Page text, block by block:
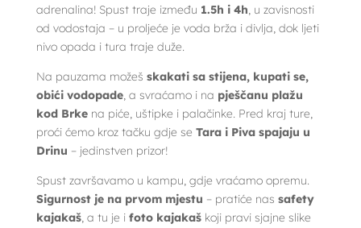
adrenalina! Spust traje između 1.5h i 4h, u zavisnosti
od vodostaja – u proljeće je voda brža i divlja, dok ljeti
nivo opada i tura traje duže.
Na pauzama možeš skakati sa stijena, kupati se,
obići vodopade, a svraćamo i na pješčanu plažu
kod Brkena piće, uštipke i palačinke. Pred kraj ture,
proći ćemo kroz tačku gdje se Tara i Piva spajaju u
Drinu – jedinstven prizor!
Spust završavamo u kampu, gdje vraćamo opremu.
Sigurnost je na prvom mjestu – pratiće nas safety
kajakaš, a tu je i foto kajakaškoji pravi sjajne slike